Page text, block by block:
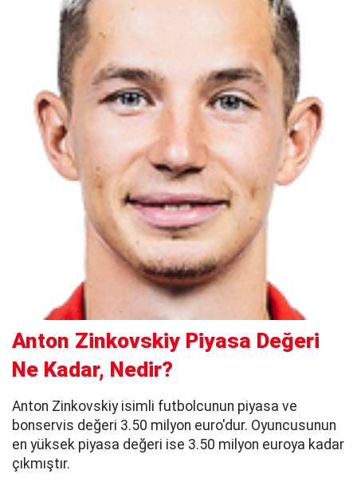
Anton Zinkovskiy Piyasa Değeri
Ne Kadar, Nedir?
Anton Zinkovskiy isimli futbolcunun piyasa ve
bonservis değeri 3.50 milyon euro'dur. Oyuncusunun
en yüksek piyasa değeri ise 3.50 milyon euroya kadar
çıkmıştır.